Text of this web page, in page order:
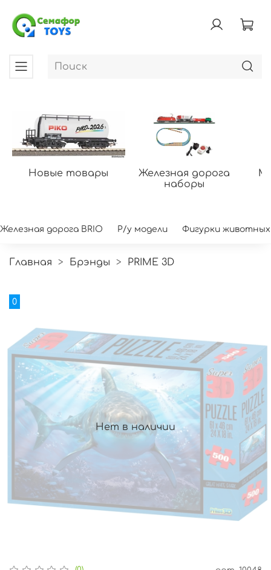
Новые товары
Железная дорога
наборы
Железная дорога BRIO Р/у модели Фигурки животных
Главная Брэнды PRIME 3D
Нет в наличии
0